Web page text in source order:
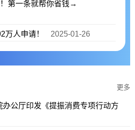
第一条就帮你省钱→
万人申请！ 2025-01-26
更多
公厅印发《提振消费专项行动方